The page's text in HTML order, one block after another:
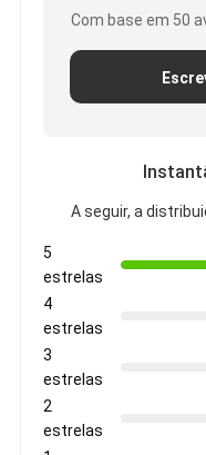
Com base em 50
A seguir, a
5
estrelas
4
estrelas
3
estrelas
2
estrelas